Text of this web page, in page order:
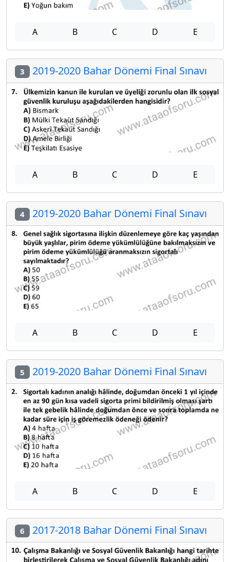
A B C D E
3 2019-2020 Bahar Dönemi Final Sınavı
A B C D E
4 2019-2020 Bahar Dönemi Final Sınavı
A B C D E
5 2019-2020 Bahar Dönemi Final Sınavı
A B C D E
6 2017-2018 Bahar Dönemi Final Sınavı